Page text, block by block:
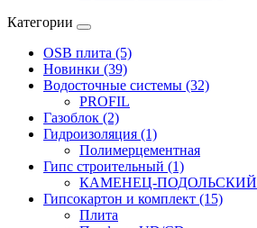
Категории
OSB плита (5)
Новинки (39)
Водосточные системы (32)
PROFIL
Газоблок (2)
Гидроизоляция (1)
Полимерцементная
Гипс строительный (1)
КАМЕНЕЦ-ПОДОЛЬСКИЙ
Гипсокартон и комплект (15)
Плита